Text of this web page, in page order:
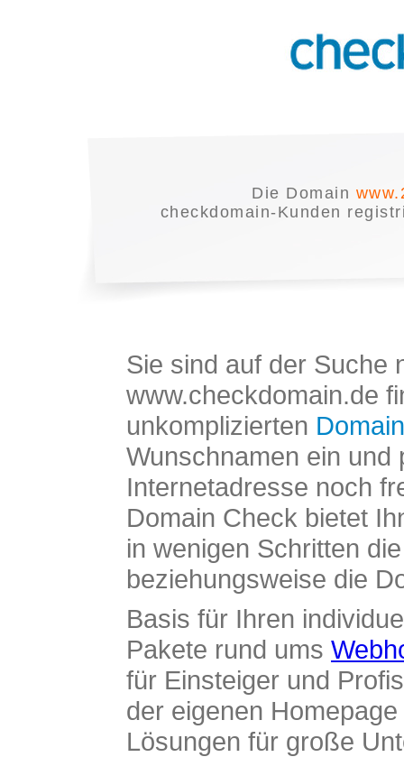
Die Domain
checkdomain-Kunden
Sie sind auf der Suche
www.checkdomain.de
unkomplizierten
Wunschnamen ein und
Internetadresse noch
Domain Check bietet
in wenigen Schritten
beziehungsweise die
Basis für Ihren
Pakete rund ums
für Einsteiger und
der eigenen
Lösungen für große